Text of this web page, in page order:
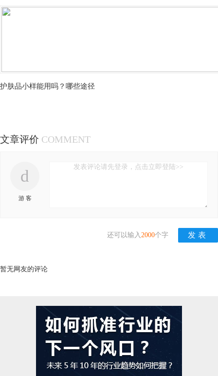
护肤品小样能用吗？哪些途径
文章评价 COMMENT
d
游 客
发表评论请先登录，点击立即登陆>>
还可以输入 2000个字
暂无网友的评论